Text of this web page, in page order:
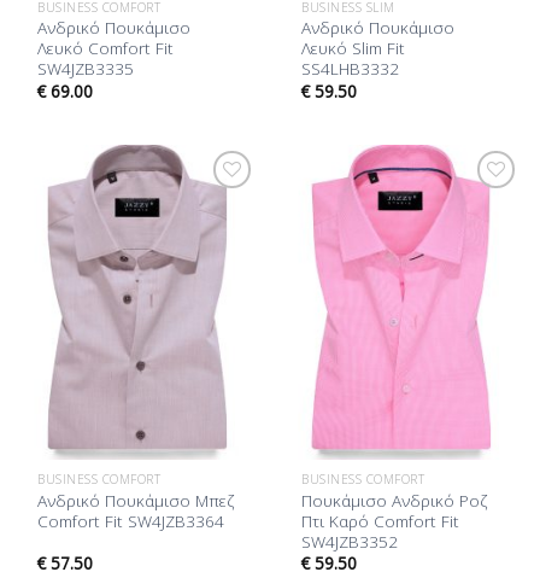
BUSINESS COMFORT
Ανδρικό Πουκάμισο
Λευκό Comfort Fit
SW4JZB3335
€69.00
BUSINESS SLIM
Ανδρικό Πουκάμισο
Λευκό Slim Fit
SS4LHB3332
€59.50
Προσθήκη
στη Λίστα
Επιθυμίας
BUSINESS COMFORT
Ανδρικό Πουκάμισο Μπεζ
Comfort Fit SW4JZB3364
€57.50
Προσθήκη
BUSINESS COMFORT
Πουκάμισο Ανδρικό Ροζ
Πτι Καρό Comfort Fit
SW4JZB3352
€59.50